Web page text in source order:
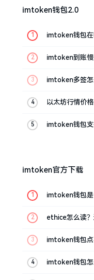
imtoken钱包2.0
imtoken钱包
imtoken到账慢
imtoken多签
以太坊行情价
imtoken钱包支
imtoken官方下载
imtoken钱包是
ethice怎么读
imtoken钱包
imtoken钱包怎